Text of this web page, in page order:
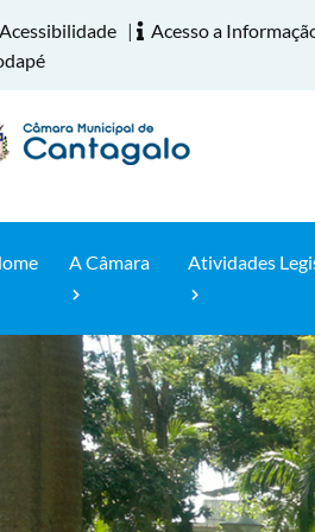
Acessibilidade | Acesso a
A Câmara Atividades